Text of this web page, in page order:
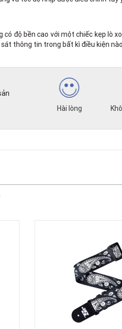
độ bền cao với một chiếc kẹp lò
thông tin trong bất kì điều kiện
Hài lòng